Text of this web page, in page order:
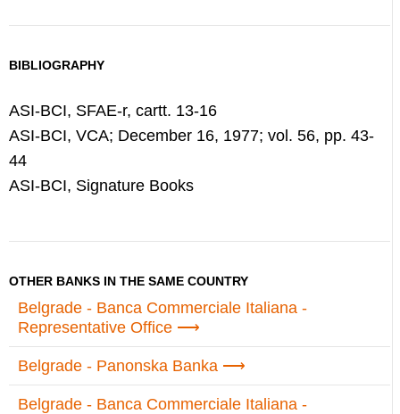
BIBLIOGRAPHY
ASI-BCI, SFAE-r, cartt. 13-16
ASI-BCI, VCA; December 16, 1977; vol. 56, pp. 43-
44
ASI-BCI, Signature Books
OTHER BANKS IN THE SAME COUNTRY
Belgrade - Banca Commerciale Italiana -
Representative Office
Belgrade - Panonska Banka
Belgrade - Banca Commerciale Italiana -